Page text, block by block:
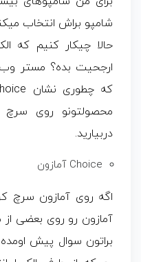
شامپو براش انتخاب
حالا چیکار کنیم که
ارجحیت بده؟ مستر
محصولتونو روی
دربیارید.
Choice آمازون
آمازون رو روی بعضی
براتون سوال پیش